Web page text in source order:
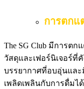
การตกแ
The SG Club มีการต
วัสดุและเฟอร์นิเจอร์ที่
บรรยากาศที่อบอุ่นแล
เพลิดเพลินกับการดื่มไ